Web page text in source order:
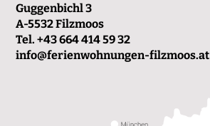
Guggenbichl 3
A-5532 Filzmoos
Tel.+43 664 414 59 32
info@ferienwohnungen-filzmoos.at